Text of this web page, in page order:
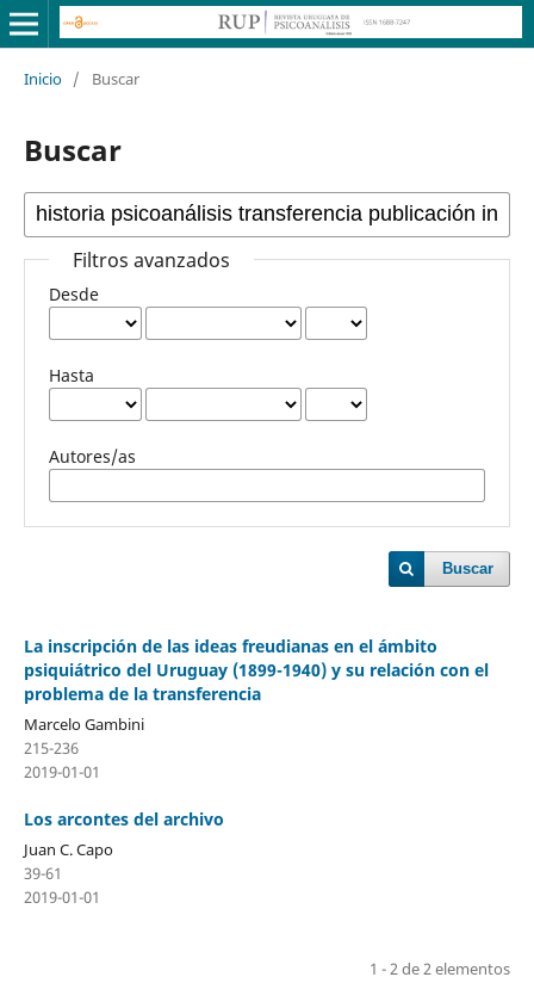
Inicio / Buscar
Buscar
Filtros avanzados
Desde
Hasta
Autores/as
Buscar
La inscripción de las ideas freudianas en el ámbito
psiquiátrico del Uruguay (1899-1940) y su relación con el
problema de la transferencia
Marcelo Gambini
215-236
2019-01-01
Los arcontes del archivo
Juan C. Capo
39-61
2019-01-01
1 - 2 de 2 elementos